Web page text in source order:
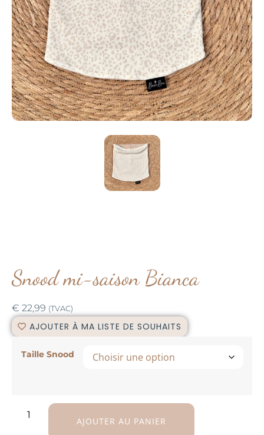
Snood mi-saison Bianca
€ 22,99 (TVAC)
AJOUTER À MA LISTE DE SOUHAITS
Taille Snood
AJOUTER AU PANIER